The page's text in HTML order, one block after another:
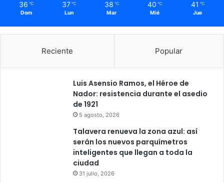
36 ℃
Dom
37 ℃
Lun
38 ℃
Mar
40 ℃
Mié
41 ℃
Jue
Reciente Popular
Luis Asensio Ramos, el Héroe de
Nador: resistencia durante el asedio
de 1921
5 agosto, 2026
Talavera renueva la zona azul: así
serán los nuevos parquímetros
inteligentes que llegan a toda la
ciudad
31 julio, 2026